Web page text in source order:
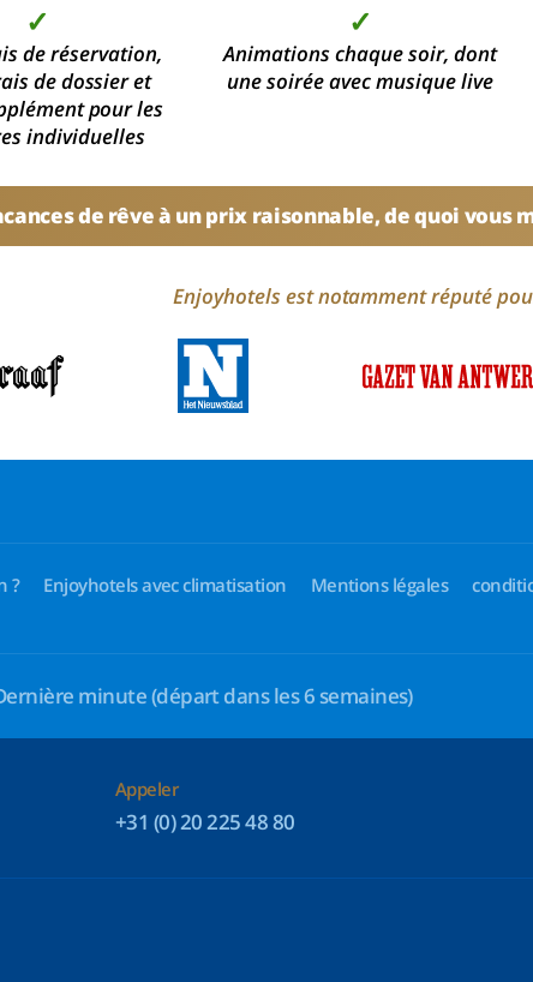
✓
de réservation,
de dossier et
pour les
individuelles
✓
Animations chaque soir, dont
une soirée avec musique live
de rêve à un prix raisonnable, de quoi vous
Enjoyhotels est notamment réputé
? Enjoyhotels avec climatisation Mentions légales
minute(départ dans les 6 semaines)
Appeler
+31 (0) 20 225 48 80